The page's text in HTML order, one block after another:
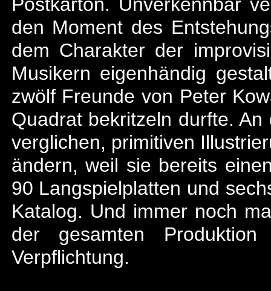
den Moment des
dem Charakter der
Musikern eigenhändig
zwölf Freunde von Peter
Quadrat bekritzeln durfte.
verglichen, primitiven
ändern, weil sie bereits
90 Langspielplatten und
Katalog. Und immer noch
der gesamten
Verpflichtung.